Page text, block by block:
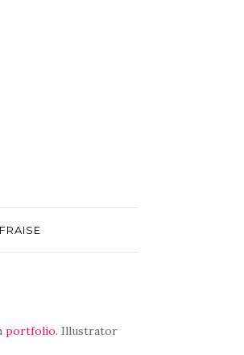
portfolio. Illustrator